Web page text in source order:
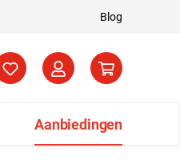
Blog
Je hebt 0 items op je
Aanbiedingen